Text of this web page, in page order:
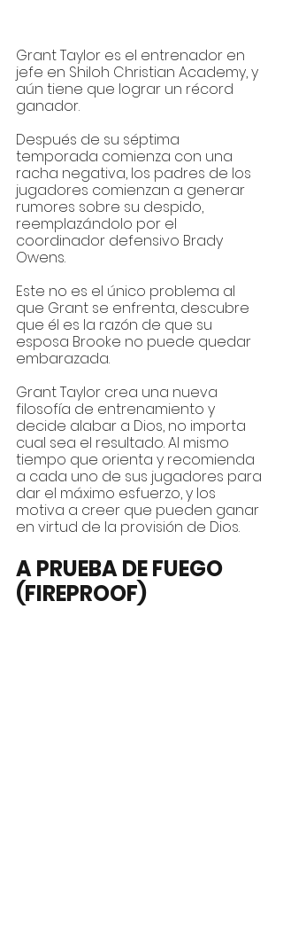
Grant Taylor es el entrenador en
jefe en Shiloh Christian Academy, y
aún tiene que lograr un récord
ganador.
Después de su séptima
temporada comienza con una
racha negativa, los padres de los
jugadores comienzan a generar
rumores sobre su despido,
reemplazándolo por el
coordinador defensivo Brady
Owens.
Este no es el único problema al
que Grant se enfrenta, descubre
que él es la razón de que su
esposa Brooke no puede quedar
embarazada.
Grant Taylor crea una nueva
filosofía de entrenamiento y
decide alabar a Dios, no importa
cual sea el resultado. Al mismo
tiempo que orienta y recomienda
a cada uno de sus jugadores para
dar el máximo esfuerzo, y los
motiva a creer que pueden ganar
en virtud de la provisión de Dios.
A PRUEBA DE FUEGO
(FIREPROOF)